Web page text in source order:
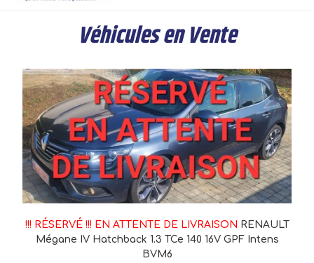
Véhicules en Vente
!!! RÉSERVÉ !!! EN ATTENTE DE LIVRAISON RENAULT
Mégane IV Hatchback 1.3 TCe 140 16V GPF Intens
BVM6